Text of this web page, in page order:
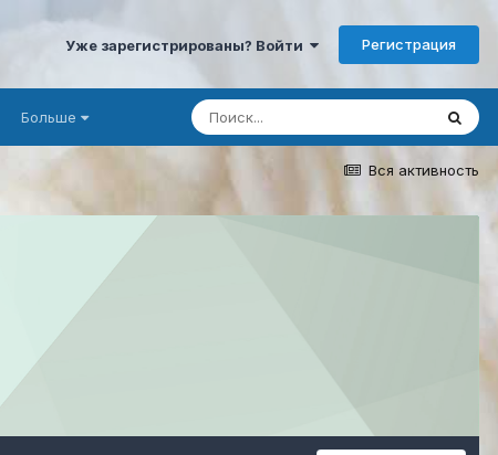
Уже зарегистрированы? Войти Регистрация
Больше
Вся активность